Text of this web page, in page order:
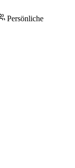
Persönliche